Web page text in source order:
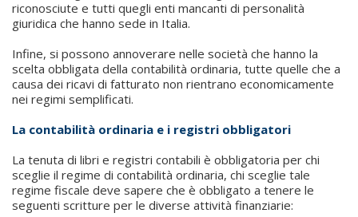
riconosciute e tutti quegli enti mancanti di personalità
giuridica che hanno sede in Italia.
Infine, si possono annoverare nelle società che hanno la
scelta obbligata della contabilità ordinaria, tutte quelle che a
causa dei ricavi di fatturato non rientrano economicamente
nei regimi semplificati.
La contabilità ordinaria e i registri obbligatori
La tenuta di libri e registri contabili è obbligatoria per chi
sceglie il regime di contabilità ordinaria, chi sceglie tale
regime fiscale deve sapere che è obbligato a tenere le
seguenti scritture per le diverse attività finanziarie: